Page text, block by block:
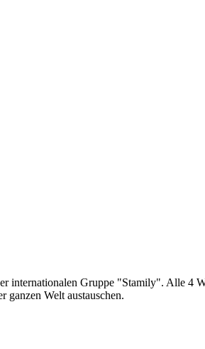
internationalen Gruppe "Stamily". Alle 4
ganzen Welt austauschen.